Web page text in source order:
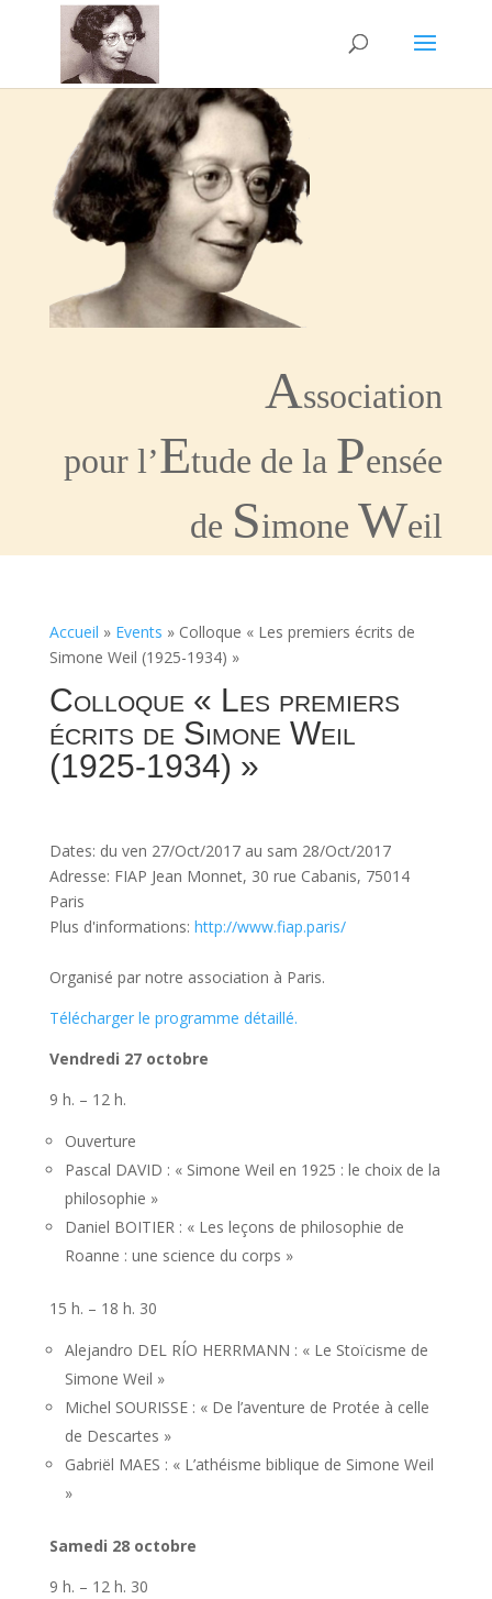
Association
pour l’Etude de la Pensée
de Simone Weil
Accueil » Events » Colloque « Les premiers écrits de
Simone Weil (1925-1934) »
Colloque « Les premiers
écrits de Simone Weil
(1925-1934) »
Dates: du ven 27/Oct/2017 au sam 28/Oct/2017
Adresse: FIAP Jean Monnet, 30 rue Cabanis, 75014
Paris
Plus d'informations: http://www.fiap.paris/
Organisé par notre association à Paris.
Télécharger le programme détaillé.
Vendredi 27 octobre
9 h. – 12 h.
Ouverture
Pascal DAVID : « Simone Weil en 1925 : le choix de la
philosophie »
Daniel BOITIER : « Les leçons de philosophie de
Roanne : une science du corps »
15 h. – 18 h. 30
Alejandro DEL RÍO HERRMANN : « Le Stoïcisme de
Simone Weil »
Michel SOURISSE : « De l’aventure de Protée à celle
de Descartes »
Gabriël MAES : « L’athéisme biblique de Simone Weil
»
Samedi 28 octobre
9 h. – 12 h. 30